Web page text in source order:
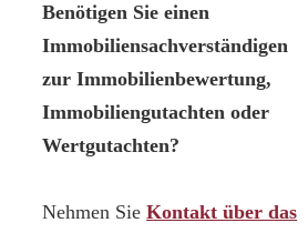
Benötigen Sie einen
Immobiliensachverständigen
zur Immobilienbewertung,
Immobiliengutachten oder
Wertgutachten?
Nehmen Sie Kontakt über das